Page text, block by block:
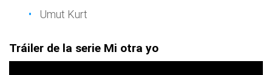
Umut Kurt
Tráiler de la serie Mi otra yo